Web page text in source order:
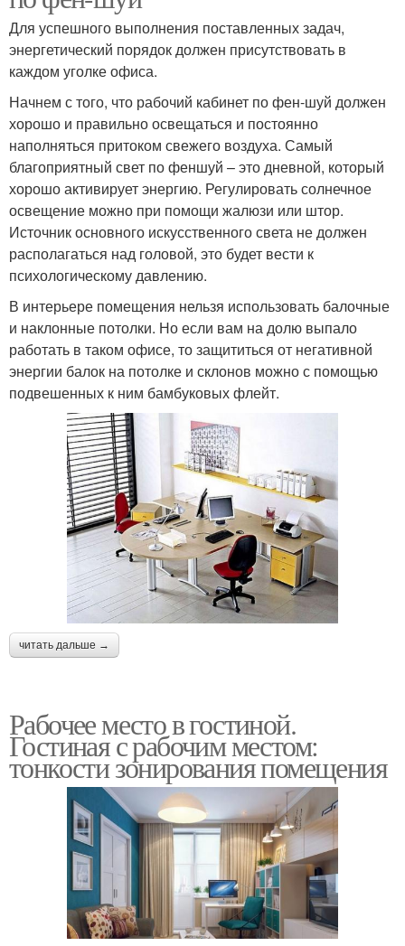
Для успешного выполнения поставленных задач,
энергетический порядок должен присутствовать в
каждом уголке офиса.
Начнем с того, что рабочий кабинет по фен-шуй должен
хорошо и правильно освещаться и постоянно
наполняться притоком свежего воздуха. Самый
благоприятный свет по феншуй – это дневной, который
хорошо активирует энергию. Регулировать солнечное
освещение можно при помощи жалюзи или штор.
Источник основного искусственного света не должен
располагаться над головой, это будет вести к
психологическому давлению.
В интерьере помещения нельзя использовать балочные
и наклонные потолки. Но если вам на долю выпало
работать в таком офисе, то защититься от негативной
энергии балок на потолке и склонов можно с помощью
подвешенных к ним бамбуковых флейт.
читать дальше →
Рабочее место в гостиной.
Гостиная с рабочим местом:
тонкости зонирования помещения